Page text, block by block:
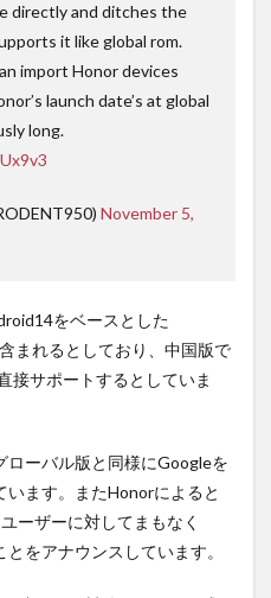
directly and ditches the
it like global rom.
import Honor devices
launch date’s at global
long.
November 5,
をベースとした
まれるとしており、中国版で
接サポートするとしていま
ローバル版と同様にGoogleを
ます。またHonorによると
ーザーに対してまもなく
をアナウンスしています。